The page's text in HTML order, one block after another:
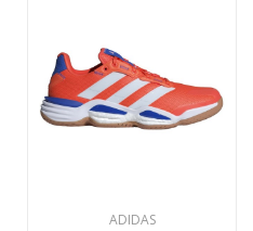
ADIDAS